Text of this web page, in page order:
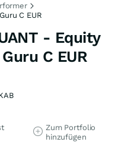
C EUR
- Equity
C EUR
Zum Portfolio
hinzufügen